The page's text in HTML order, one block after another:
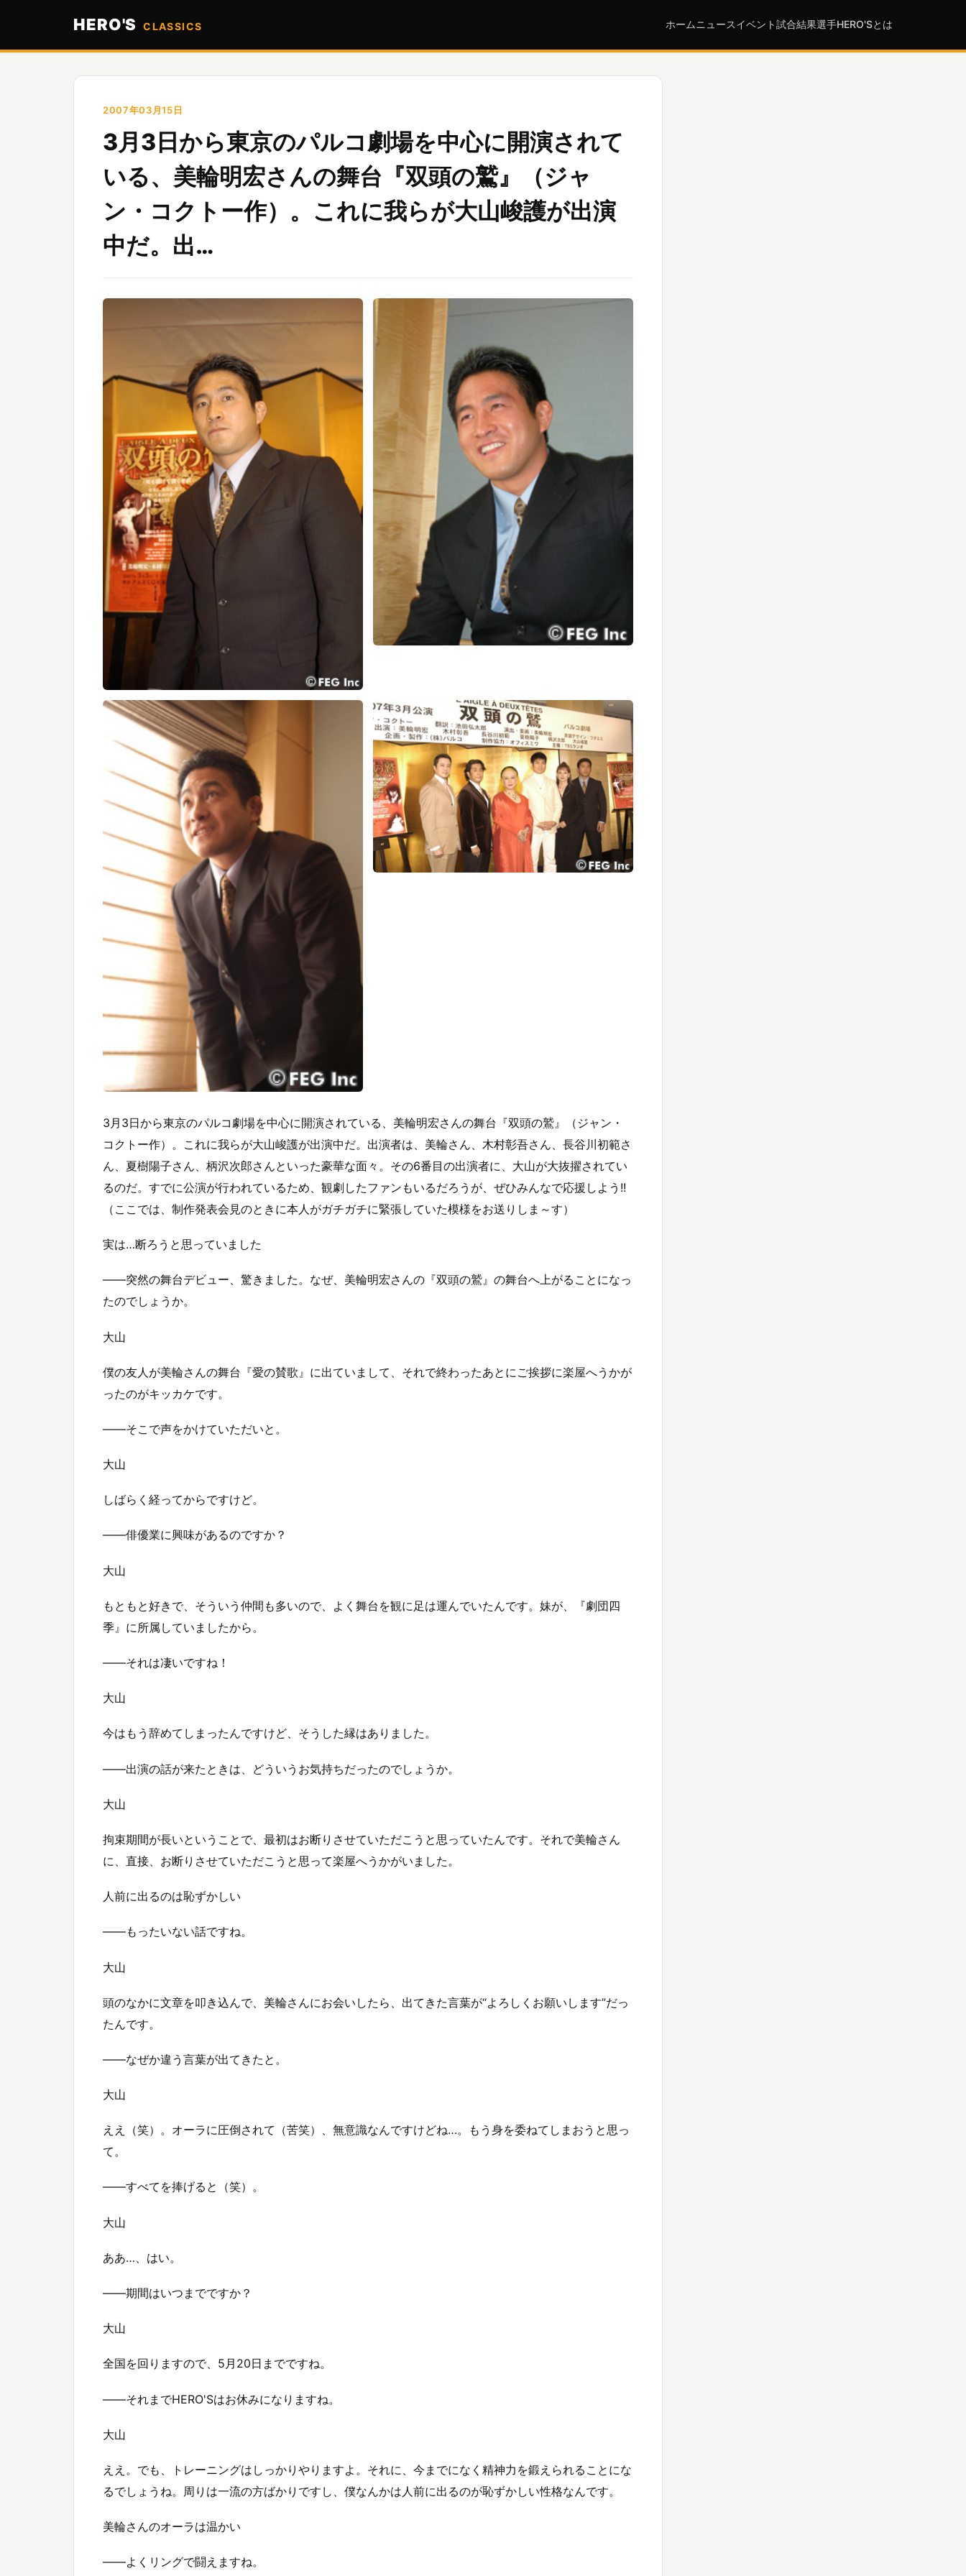
HERO'S CLASSICS ホーム ニュースイベント試合結果選手HERO'Sとは
2007年03月15日
3月3日から東京のパルコ劇場を中心に開演されて
いる、美輪明宏さんの舞台『双頭の鷲』（ジャ
ン・コクトー作）。これに我らが大山峻護が出演
中だ。出…
3月3日から東京のパルコ劇場を中心に開演されている、美輪明宏さんの舞台『双頭の鷲』（ジャン・
コクトー作）。これに我らが大山峻護が出演中だ。出演者は、美輪さん、木村彰吾さん、長谷川初範さ
ん、夏樹陽子さん、柄沢次郎さんといった豪華な面々。その6番目の出演者に、大山が大抜擢されてい
るのだ。すでに公演が行われているため、観劇したファンもいるだろうが、ぜひみんなで応援しよう!!
（ここでは、制作発表会見のときに本人がガチガチに緊張していた模様をお送りしま～す）
実は…断ろうと思っていました
――突然の舞台デビュー、驚きました。なぜ、美輪明宏さんの『双頭の鷲』の舞台へ上がることになっ
たのでしょうか。
大山
僕の友人が美輪さんの舞台『愛の賛歌』に出ていまして、それで終わったあとにご挨拶に楽屋へうかが
ったのがキッカケです。
――そこで声をかけていただいと。
大山
しばらく経ってからですけど。
――俳優業に興味があるのですか？
大山
もともと好きで、そういう仲間も多いので、よく舞台を観に足は運んでいたんです。妹が、『劇団四
季』に所属していましたから。
――それは凄いですね！
大山
今はもう辞めてしまったんですけど、そうした縁はありました。
――出演の話が来たときは、どういうお気持ちだったのでしょうか。
大山
拘束期間が長いということで、最初はお断りさせていただこうと思っていたんです。それで美輪さん
に、直接、お断りさせていただこうと思って楽屋へうかがいました。
人前に出るのは恥ずかしい
――もったいない話ですね。
大山
頭のなかに文章を叩き込んで、美輪さんにお会いしたら、出てきた言葉が“よろしくお願いします”だっ
たんです。
――なぜか違う言葉が出てきたと。
大山
ええ（笑）。オーラに圧倒されて（苦笑）、無意識なんですけどね…。もう身を委ねてしまおうと思っ
て。
――すべてを捧げると（笑）。
大山
ああ…、はい。
――期間はいつまでですか？
大山
全国を回りますので、5月20日までですね。
――それまでHERO'Sはお休みになりますね。
大山
ええ。でも、トレーニングはしっかりやりますよ。それに、今までになく精神力を鍛えられることにな
るでしょうね。周りは一流の方ばかりですし、僕なんかは人前に出るのが恥ずかしい性格なんです。
美輪さんのオーラは温かい
――よくリングで闘えますね。